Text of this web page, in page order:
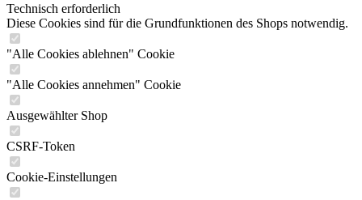
Technisch erforderlich
Diese Cookies sind für die Grundfunktionen des Shops notwendig.
"Alle Cookies ablehnen" Cookie
"Alle Cookies annehmen" Cookie
Ausgewählter Shop
CSRF-Token
Cookie-Einstellungen